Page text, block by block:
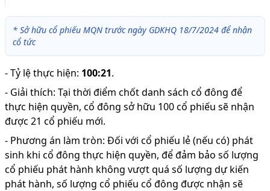
* Sở hữu cổ phiếu MQN trước ngày GDKHQ 18/7/2024 để nhận
cổ tức
-Tỷ lệ thực hiện: 100:21.
- Giải thích: Tại thời điểm chốt danh sách cổ đông để
thực hiện quyền, cổ đông sở hữu 100 cổ phiếu sẽ nhận
được 21 cổ phiếu mới.
- Phương án làm tròn: Đối với cổ phiếu lẻ (nếu có) phát
sinh khi cổ đông thực hiện quyền, để đảm bảo số lượng
cổ phiếu phát hành không vượt quá số lượng dự kiến
phát hành, số lượng cổ phiếu cổ đông được nhận sẽ